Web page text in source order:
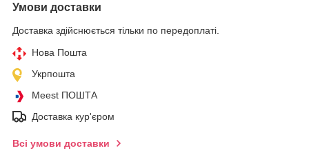
Умови доставки
Доставка здійснюється тільки по передоплаті.
Нова Пошта
Укрпошта
Meest ПОШТА
Доставка кур'єром
Всі умови доставки